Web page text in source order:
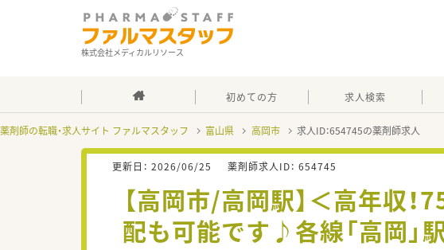
株式会社メディカルリソース
初めての方 求人検索
薬剤師の転職・求人サイト ファルマスタッフ 富山県 高岡市 求人ID：654745の薬剤師求人
更新日： 2026/06/25 薬剤師求人ID： 654745
【高岡市/高岡駅】＜高年収
配も可能です♪各線「高岡」